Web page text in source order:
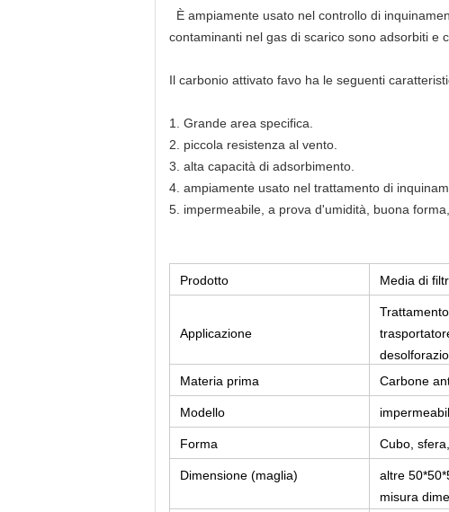
È ampiamente usato nel controllo di
contaminanti nel gas di scarico sono adsorbiti e
Il carbonio attivato favo ha le seguenti
1. Grande area specifica.
2. piccola resistenza al vento.
3. alta capacità di adsorbimento.
4. ampiamente usato nel trattamento di
5. impermeabile, a prova d'umidità, buona
Prodotto Media di
Applicazione
dell'interno,
Materia prima Carbone
Modello
Forma Cubo,
Dimensione (maglia)
altre
misura